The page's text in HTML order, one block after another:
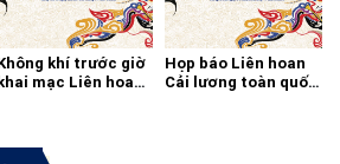
khí trước giờ
mạc Liên hoan
Họp báo Liên hoan
Cải lương toàn quốc